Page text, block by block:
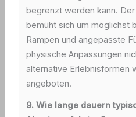
begrenzt werden kann.
bemüht sich um möglichst
Rampen und angepasste
physische Anpassungen
alternative Erlebnisformen
angeboten.
9. Wie lange dauern